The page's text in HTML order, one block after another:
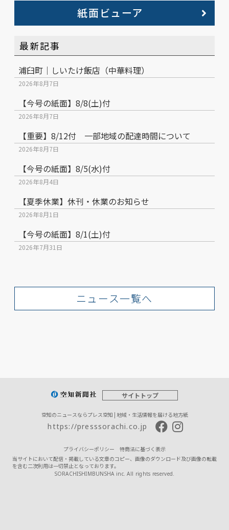
紙面ビューア
最新記事
浦臼町｜しいたけ飯店（中華料理）
2026年8月7日
【今号の紙面】8/8(土)付
2026年8月7日
【重要】8/12付 一部地域の配達時間について
2026年8月7日
【今号の紙面】8/5(水)付
2026年8月4日
【夏季休業】休刊・休業のお知らせ
2026年8月1日
【今号の紙面】8/1(土)付
2026年7月31日
ニュース一覧へ
サイトトップ
空知のニュースならプレス空知 | 地域・生活情報を届ける地方紙
https://presssorachi.co.jp
プライバシーポリシー
特商法に基づく表示
当サイトにおいて配信・掲載している文章のコピー、画像のダウンロード及び画像の転載
を含む二次利用は一切禁止となっております。
SORACHISHIMBUNSHA inc. All rights reserved.